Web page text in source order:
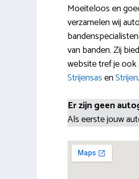
Moeiteloos en
verzamelen wij
van banden. Zij
website tref je
StrijensasenStrijen.
Er zijn geen
Als eerste jouw